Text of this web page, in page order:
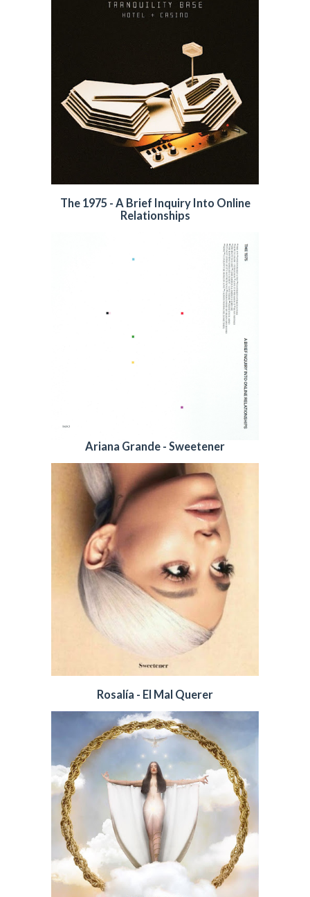
The 1975 - A Brief Inquiry Into Online
Relationships
Ariana Grande - Sweetener
Rosalía - El Mal Querer